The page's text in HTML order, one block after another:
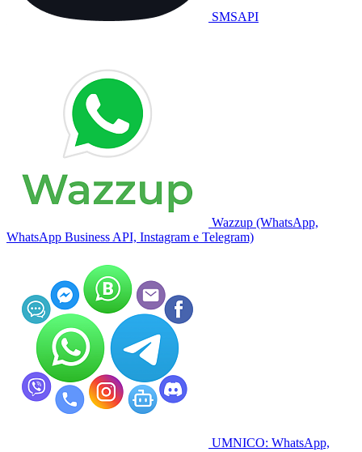
SMSAPI
Wazzup (WhatsApp,
WhatsApp Business API, Instagram e Telegram)
UMNICO: WhatsApp,